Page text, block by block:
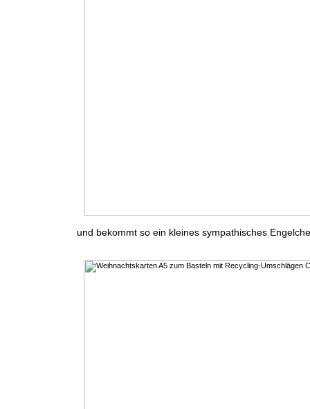
und bekommt so ein kleines sympathisches